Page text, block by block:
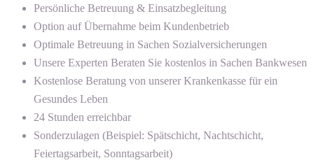
Persönliche Betreuung & Einsatzbegleitung
Option auf Übernahme beim Kundenbetrieb
Optimale Betreuung in Sachen Sozialversicherungen
Unsere Experten Beraten Sie kostenlos in Sachen Bankwesen
Kostenlose Beratung von unserer Krankenkasse für ein
Gesundes Leben
24 Stunden erreichbar
Sonderzulagen (Beispiel: Spätschicht, Nachtschicht,
Feiertagsarbeit, Sonntagsarbeit)